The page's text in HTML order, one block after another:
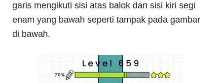
garis mengikuti sisi atas balok dan sisi kiri segi
enam yang bawah seperti tampak pada gambar
di bawah.